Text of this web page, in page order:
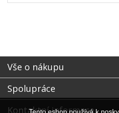
Vše o nákupu
Spolupráce
Kontaktní informace